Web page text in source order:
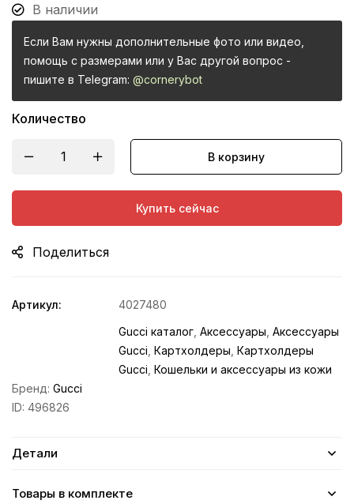
В наличии
Если Вам нужны дополнительные фото или видео,
помощь с размерами или у Вас другой вопрос -
пишите в Telegram: @cornerybot
Количество
В корзину
Купить сейчас
Поделиться
Артикул:
4027480
Gucci каталог Аксессуары Аксессуары
Gucci Картхолдеры Картхолдеры
Gucci Кошельки и аксессуары из кожи
Бренд: Gucci
ID: 496826
Детали
Товары в комплекте